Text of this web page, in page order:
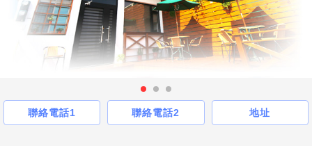
聯絡電話1 聯絡電話2 地址